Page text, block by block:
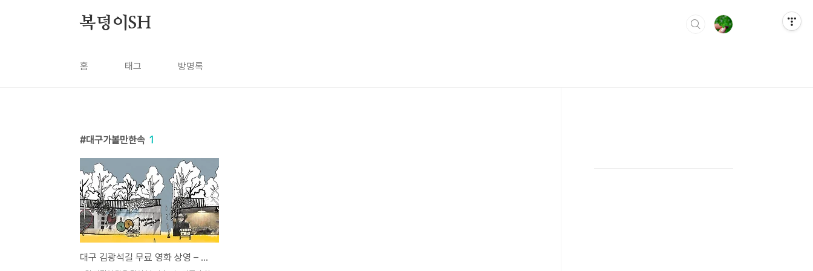
복덩이SH
홈 태그 방명록
대구가볼만한속 1
대구 김광석길 무료 영화 상영 – 가족과 함께하는 감성 가득한 문화 산책